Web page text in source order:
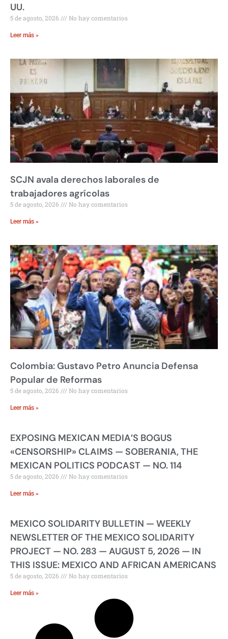
UU.
5 de agosto, 2026 No hay comentarios
Leer más »
SCJN avala derechos laborales de
trabajadores agrícolas
5 de agosto, 2026 No hay comentarios
Leer más »
Colombia: Gustavo Petro Anuncia Defensa
Popular de Reformas
5 de agosto, 2026 No hay comentarios
Leer más »
EXPOSING MEXICAN MEDIA’S BOGUS
«CENSORSHIP» CLAIMS — SOBERANIA, THE
MEXICAN POLITICS PODCAST — NO. 114
5 de agosto, 2026 No hay comentarios
Leer más »
MEXICO SOLIDARITY BULLETIN — WEEKLY
NEWSLETTER OF THE MEXICO SOLIDARITY
PROJECT — NO. 283 — AUGUST 5, 2026 — IN
THIS ISSUE: MEXICO AND AFRICAN AMERICANS
5 de agosto, 2026 No hay comentarios
Leer más »